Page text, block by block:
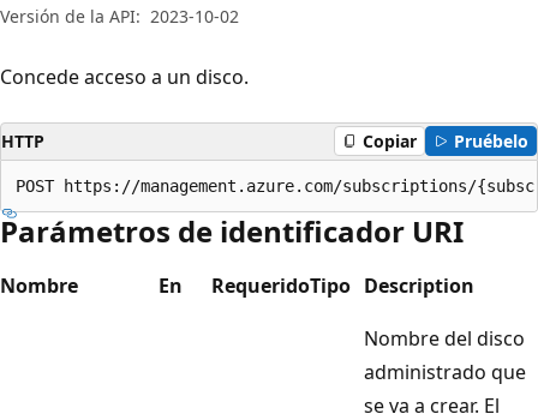
Versión de la API: 2023-10-02
Concede acceso a un disco.
HTTP Copiar Pruébelo
POST https://management.azure.com/subscriptions/
Parámetros de identificador URI
Nombre En RequeridoTipo Description
Nombre del disco
administrado que
se va a crear. El